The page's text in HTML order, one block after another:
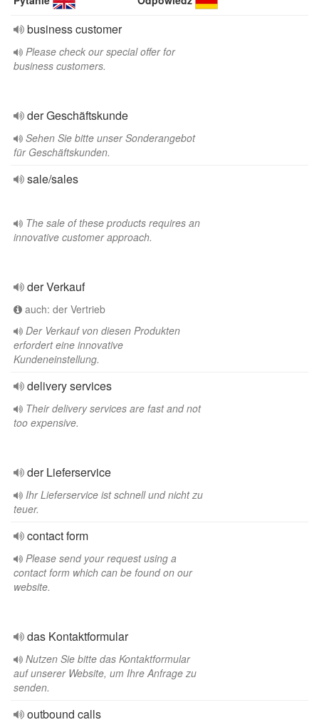
business customer
Please check our special offer for
business customers.
der Geschäftskunde
Sehen Sie bitte unser Sonderangebot
für Geschäftskunden.
sale/sales
The sale of these products requires an
innovative customer approach.
der Verkauf
auch: der Vertrieb
Der Verkauf von diesen Produkten
erfordert eine innovative
Kundeneinstellung.
delivery services
Their delivery services are fast and not
too expensive.
der Lieferservice
Ihr Lieferservice ist schnell und nicht zu
teuer.
contact form
Please send your request using a
contact form which can be found on our
website.
das Kontaktformular
Nutzen Sie bitte das Kontaktformular
auf unserer Website, um Ihre Anfrage zu
senden.
outbound calls